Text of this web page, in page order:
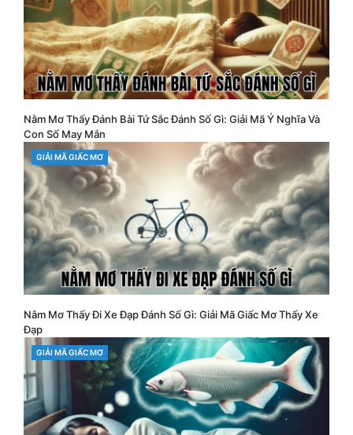
Nằm Mơ Thấy Đánh Bài Tứ Sắc Đánh Số Gì: Giải Mã Ý Nghĩa Và
Con Số May Mắn
CATEGORIES
GIẢI MÃ GIẤC MƠ
Nằm Mơ Thấy Đi Xe Đạp Đánh Số Gì: Giải Mã Giấc Mơ Thấy Xe
Đạp
CATEGORIES
GIẢI MÃ GIẤC MƠ